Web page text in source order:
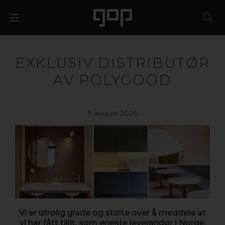
EXKLUSIV DISTRIBUTØR
AV POLYGOOD
9 august 2026
Vi er utrolig glade og stolte over å meddele at
vi har fått tillit, som eneste leverandør i Norge,